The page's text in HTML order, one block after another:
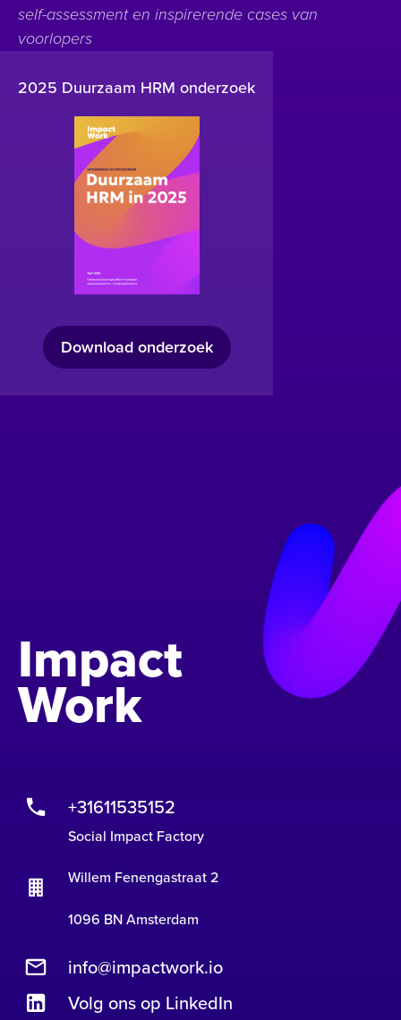
self-assessment en inspirerende cases van
voorlopers
2025 Duurzaam HRM onderzoek
Download onderzoek
Impact
Work
+31611535152
Social Impact Factory
Willem Fenengastraat 2
1096 BN Amsterdam
info@impactwork.io
Volg ons op LinkedIn